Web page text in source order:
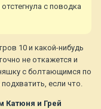
с поводка
10 и какой-нибудь
не откажется и
с болтающимся по
если что.
Катюня и Грей